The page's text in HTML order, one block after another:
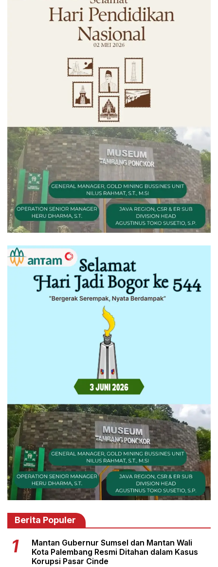
Berita Populer
Mantan Gubernur Sumsel dan Mantan Wali
Kota Palembang Resmi Ditahan dalam Kasus
Korupsi Pasar Cinde